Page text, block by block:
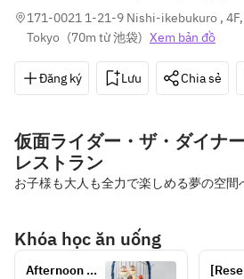
171-0021 1-21-9 Nishi-ikebukuro ,
Tokyo (70m từ 池袋) Xem bản đồ
Đăng ký Lưu Chia sẻ
仮面ライダー・ザ・ダイナ
レストラン
お子様も大人も全力で楽しめる夢の空間
Khóa học ăn uống
Afternoon